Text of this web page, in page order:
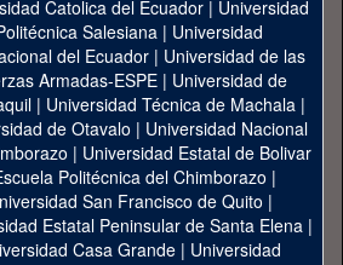
Catolica del Ecuador | Universidad
Salesiana | Universidad
del Ecuador | Universidad de las
Armadas-ESPE | Universidad de
| Universidad Técnica de Machala|
de Otavalo | Universidad Nacional
| Universidad Estatal de Bolivar
Politécnica del Chimborazo |
San Francisco de Quito |
Estatal Peninsular de Santa Elena|
Casa Grande | Universidad